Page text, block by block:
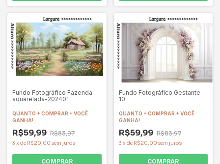
Fundo Fotográfico Fazenda
aquarelada-202401
QUANTO + COMPRAR + VOCÊ
GANHA!
R$59,99 R$83,97
3 x de R$20,00 sem juros
COMPRAR
Fundo Fotográfico Gestante-
10
QUANTO + COMPRAR + VOCÊ
GANHA!
R$59,99 R$83,97
3 x de R$20,00 sem juros
COMPRAR